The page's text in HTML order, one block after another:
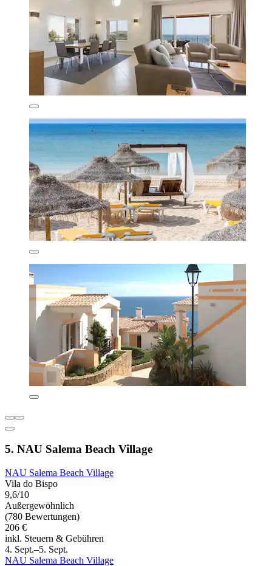
5. NAU Salema Beach Village
NAU Salema Beach Village
Vila do Bispo
9,6/10
Außergewöhnlich
(780 Bewertungen)
206 €
inkl. Steuern & Gebühren
4. Sept.–5. Sept.
NAU Salema Beach Village